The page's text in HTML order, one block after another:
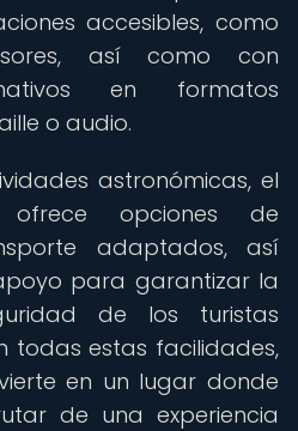
accesibles, como
así como con
en formatos
o audio.
astronómicas, el
ofrece opciones de
adaptados, así
para garantizar la
de los turistas
todas estas facilidades,
en un lugar donde
de una experiencia